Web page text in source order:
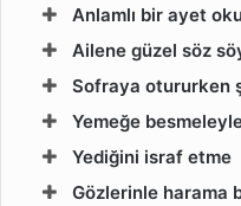
Anlamlı bir ayet
Ailene güzel söz
Sofraya otururken
Yemeğe
Yediğini israf etme
Gözlerinle harama